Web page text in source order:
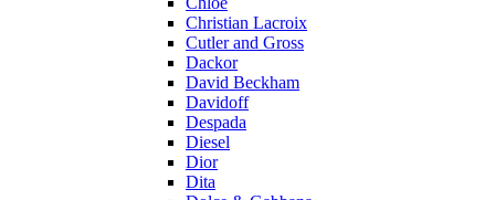
Christian Lacroix
Cutler and Gross
Dackor
David Beckham
Davidoff
Despada
Diesel
Dior
Dita